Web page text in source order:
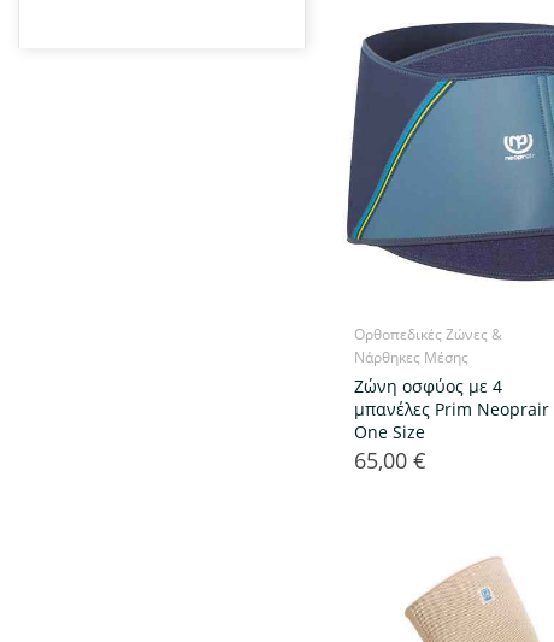
Ορθοπεδικές Ζώνες &
Νάρθηκες Μέσης
Ζώνη οσφύος με 4
μπανέλες Prim Neoprair
One Size
Τιμή
65,00 €